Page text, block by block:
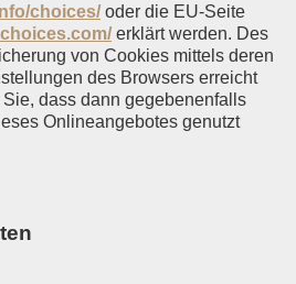
choices/oder die EU-Seite
erklärt werden. Des
von Cookies mittels deren
des Browsers erreicht
dass dann gegebenenfalls
Onlineangebotes genutzt